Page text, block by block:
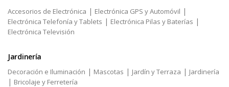
Accesorios de Electrónica | Electrónica GPS y Automóvil |
Electrónica Telefonía y Tablets | Electrónica Pilas y Baterías |
Electrónica Televisión
Jardinería
Decoración e Iluminación | Mascotas | Jardín y Terraza | Jardinería
| Bricolaje y Ferretería